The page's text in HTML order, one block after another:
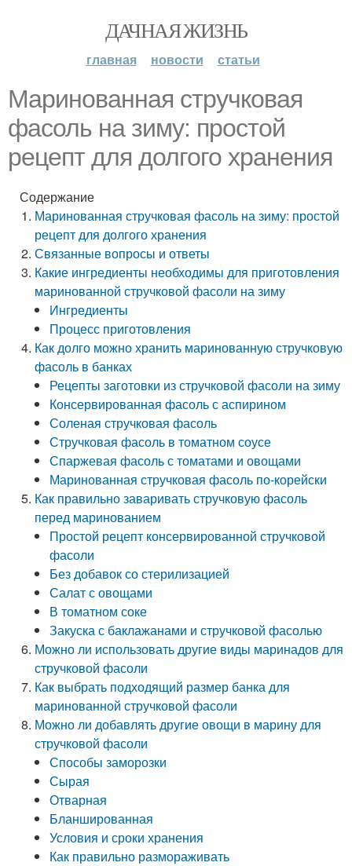
ДАЧНАЯ ЖИЗНЬ
главная новости статьи
Маринованная стручковая
фасоль на зиму: простой
рецепт для долгого хранения
Содержание
Маринованная стручковая фасоль на зиму: простой
рецепт для долгого хранения
Связанные вопросы и ответы
Какие ингредиенты необходимы для приготовления
маринованной стручковой фасоли на зиму
Ингредиенты
Процесс приготовления
Как долго можно хранить маринованную стручковую
фасоль в банках
Рецепты заготовки из стручковой фасоли на зиму
Консервированная фасоль с аспирином
Соленая стручковая фасоль
Стручковая фасоль в томатном соусе
Спаржевая фасоль с томатами и овощами
Маринованная стручковая фасоль по-корейски
Как правильно заваривать стручковую фасоль
перед маринованием
Простой рецепт консервированной стручковой
фасоли
Без добавок со стерилизацией
Салат с овощами
В томатном соке
Закуска с баклажанами и стручковой фасолью
Можно ли использовать другие виды маринадов для
стручковой фасоли
Как выбрать подходящий размер банка для
маринованной стручковой фасоли
Можно ли добавлять другие овощи в марину для
стручковой фасоли
Способы заморозки
Сырая
Отварная
Бланшированная
Условия и сроки хранения
Как правильно размораживать